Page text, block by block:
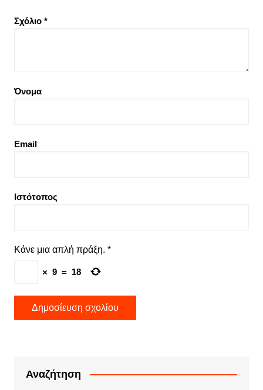
Σχόλιο *
Όνομα
Email
Ιστότοπος
Κάνε μια απλή πράξη. *
× 9 = 18
Αναζήτηση